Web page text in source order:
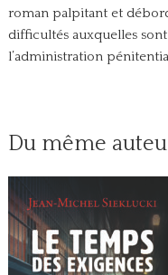
roman palpitant et
difficultés auxquelles
l’administration
Du même